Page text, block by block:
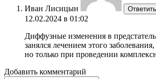
Иван Лисицын Ответить
12.02.2024 в 01:02
Диффузные изменения в
занялся лечением этого
но только при проведении
Добавить комментарий